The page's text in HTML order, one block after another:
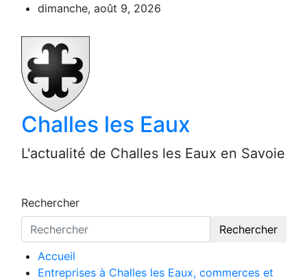
contenu
dimanche, août 9, 2026
Challes les Eaux
L'actualité de Challes les Eaux en Savoie
Rechercher
Rechercher
Accueil
Entreprises à Challes les Eaux, commerces et